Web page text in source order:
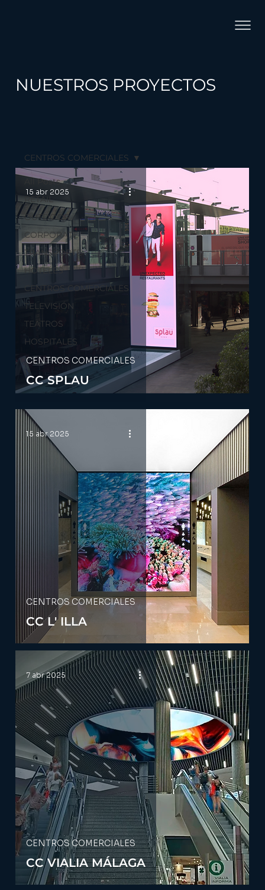
NUESTROS PROYECTOS
All Posts
RETAIL
OUTDOOR
CORPORATE
TRANSPORTE
HOTELES
CENTROS COMERCIALES
TELEVISIÓN
TEATROS
HOSPITALES
CENTROS COMERCIALES
CC SPLAU
CENTROS COMERCIALES
15 abr 2025
CC L' ILLA
CENTROS COMERCIALES
15 abr 2025
CC VIALIA MÁLAGA
CENTROS COMERCIALES
7 abr 2025